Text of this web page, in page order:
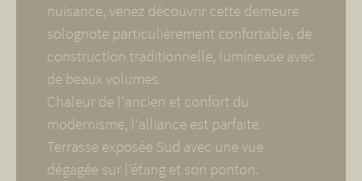
nuisance, venez découvrir cette demeure
solognote particulièrement confortable, de
construction traditionnelle, lumineuse avec
de beaux volumes.
Chaleur de l'ancien et confort du
modernisme, l'alliance est parfaite.
Terrasse exposée Sud avec une vue
dégagée sur l’étang et son ponton.